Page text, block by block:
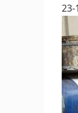
23-